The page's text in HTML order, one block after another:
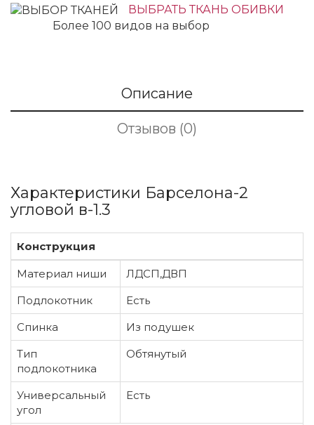
ВЫБРАТЬ ТКАНЬ ОБИВКИ
Более 100 видов на выбор
Описание
Отзывов (0)
Характеристики Барселона-2
угловой в-1.3
Конструкция
Материал ниши
ЛДСП,ДВП
Подлокотник
Есть
Спинка
Из подушек
Тип
подлокотника
Обтянутый
Универсальный
угол
Есть